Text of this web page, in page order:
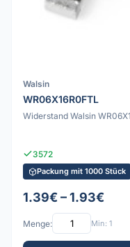
Walsin
WR06X16R0FTL
Widerstand Walsin
3572
Packung mit 1000 Stück
1.39€ – 1.93€
Menge: Min: 1